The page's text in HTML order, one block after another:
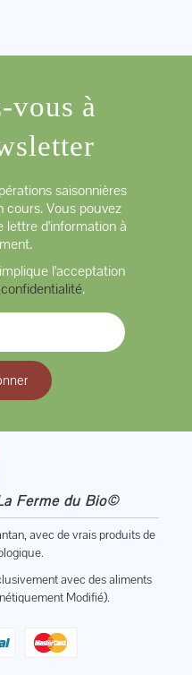
vous à
saisonnières
cours. Vous pouvez
lettre d'information à
l'acceptation
.
Ferme du Bio©
avec de vrais produits de
avec des aliments
Modifié).